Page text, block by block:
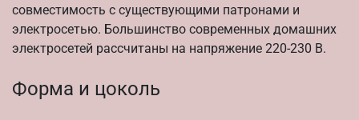
совместимость с существующими патронами и
электросетью. Большинство современных домашних
электросетей рассчитаны на напряжение 220-230 В.
Форма и цоколь